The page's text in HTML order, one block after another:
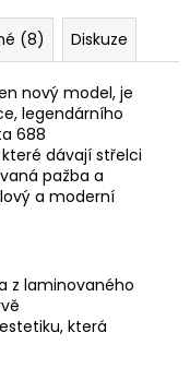
(8) Diskuze
jen nový model, je
legendárního
688
dávají střelci
pažba a
a moderní
z laminovaného
která